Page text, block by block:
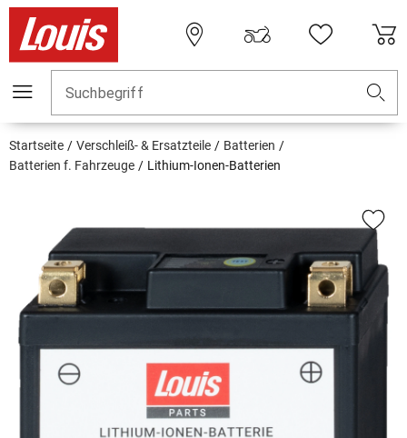
Suchbegriff
Startseite Verschleiß- & Ersatzteile
Batterien
Batterien f. Fahrzeuge
Lithium-Ionen-Batterien